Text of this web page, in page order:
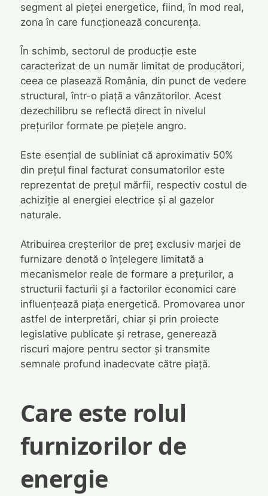
segment al pieței energetice, fiind, în mod real,
zona în care funcționează concurența.
În schimb, sectorul de producție este
caracterizat de un număr limitat de producători,
ceea ce plasează România, din punct de vedere
structural, într-o piață a vânzătorilor. Acest
dezechilibru se reflectă direct în nivelul
prețurilor formate pe piețele angro.
Este esențial de subliniat că aproximativ 50%
din prețul final facturat consumatorilor este
reprezentat de prețul mărfii, respectiv costul de
achiziție al energiei electrice și al gazelor
naturale.
Atribuirea creșterilor de preț exclusiv marjei de
furnizare denotă o înțelegere limitată a
mecanismelor reale de formare a prețurilor, a
structurii facturii și a factorilor economici care
influențează piața energetică. Promovarea unor
astfel de interpretări, chiar și prin proiecte
legislative publicate și retrase, generează
riscuri majore pentru sector și transmite
semnale profund inadecvate către piață.
Care este rolul
furnizorilor de
energie